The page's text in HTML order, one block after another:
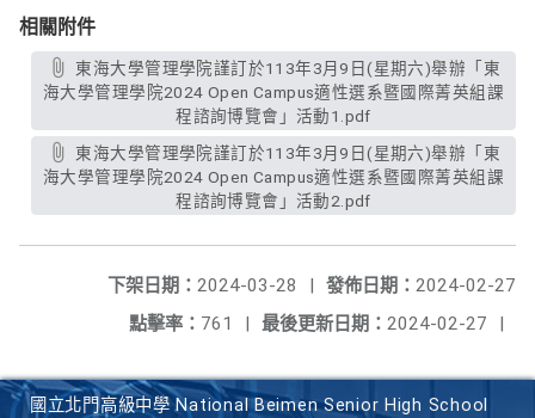
相關附件
海大學管理學院2024 Open Campus適性選系暨國際菁英組課
程諮詢博覽會」活動1.pdf
海大學管理學院2024 Open Campus適性選系暨國際菁英組課
程諮詢博覽會」活動2.pdf
發佈日期： 2024-02-27
下架日期： 2024-03-28
|
最後更新日期： 2024-02-27 |
點擊率： 761 |
國立北門高級中學 National Beimen Senior High School